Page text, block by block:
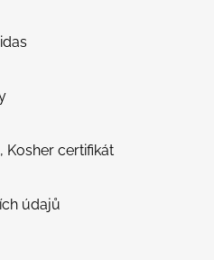
Kosher certifikát
údajů